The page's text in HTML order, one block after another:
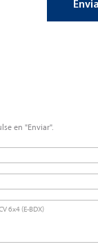
en "Enviar".